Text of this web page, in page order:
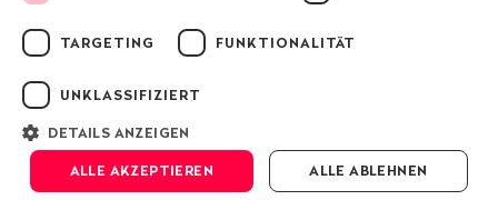
© 2026 Public Eye
Datenschutzrichtlinie von Public Eye
TARGETING FUNKTIONALITÄT
UNKLASSIFIZIERT
DETAILS ANZEIGEN
ALLE AKZEPTIEREN ALLE ABLEHNEN